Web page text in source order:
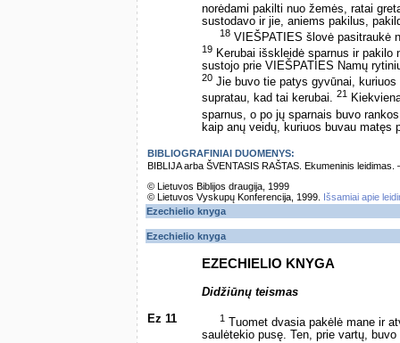
norėdami pakilti nuo žemės, ratai
sustodavo ir jie, aniems pakilus,
18 VIEŠPATIES šlovė pasitraukė
19 Kerubai išskleidė sparnus ir
sustojo prie VIEŠPATIES Namų
20 Jie buvo tie patys gyvūnai,
supratau, kad tai kerubai. 21
sparnus, o po jų sparnais buvo
kaip anų veidų, kuriuos buvau matęs
BIBLIOGRAFINIAI DUOMENYS:
BIBLIJA arba ŠVENTASIS RAŠTAS. Ekumeninis
© Lietuvos Biblijos draugija, 1999
© Lietuvos Vyskupų Konferencija, 1999.
Išsamiai apie
Ezechielio knyga
Ezechielio knyga
EZECHIELIO KNYGA
Didžiūnų teismas
Ez 11 1
Tuomet dvasia pakėlė mane ir
saulėtekio pusę. Ten, prie vartų,